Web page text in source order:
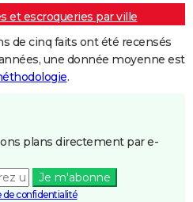
et escroqueries par ville
de cinq faits ont été recensés
une donnée moyenne est
.
plans directement par e-
Je m'abonne
de confidentialité